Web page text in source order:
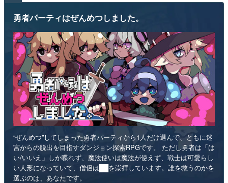
勇者パーティはぜんめつしました。
“ぜんめつ”してしまった勇者パーティから1人だけ選んで、ともに迷
宮からの脱出を目指すダンジョン探索RPGです。 ただし勇者は「は
い/いいえ」しか喋れず、魔法使いは魔法が使えず、戦士は可愛らし
い人形になっていて、僧侶は██を崇拝しています。誰を救うのかを
選ぶのは、あなたです。